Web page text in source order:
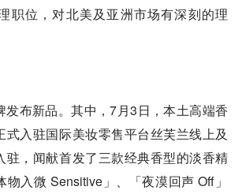
职位，对北美及亚洲市场有深刻的理
发布新品。其中，7月3日，本土高端香
式入驻国际美妆零售平台丝芙兰线上及
驻，闻献首发了三款经典香型的淡香精
物入微 Sensitive」、「夜漠回声 Off」